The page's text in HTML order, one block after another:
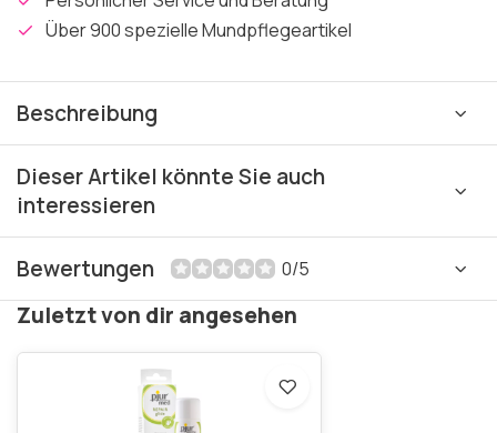
Über 900 spezielle Mundpflegeartikel
Beschreibung
Dieser Artikel könnte Sie auch
interessieren
Bewertungen 0/5
Zuletzt von dir angesehen